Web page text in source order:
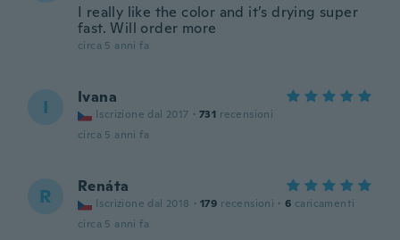
I really like the color and it’s drying super
fast. Will order more
circa 5 anni fa
I Ivana
Iscrizione dal 2017 · 731 recensioni
circa 5 anni fa
R Renáta
Iscrizione dal 2018 · 179 recensioni · 6 caricamenti
circa 5 anni fa